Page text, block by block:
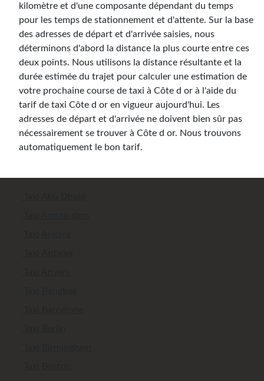
kilomètre et d'une composante dépendant du temps
pour les temps de stationnement et d'attente. Sur la base
des adresses de départ et d'arrivée saisies, nous
déterminons d'abord la distance la plus courte entre ces
deux points. Nous utilisons la distance résultante et la
durée estimée du trajet pour calculer une estimation de
votre prochaine course de taxi à Côte d or à l'aide du
tarif de taxi Côte d or en vigueur aujourd'hui. Les
adresses de départ et d'arrivée ne doivent bien sûr pas
nécessairement se trouver à Côte d or. Nous trouvons
automatiquement le bon tarif.